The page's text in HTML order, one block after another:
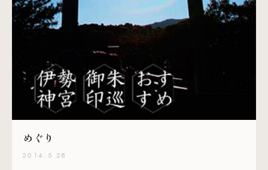
めぐり
2014.5.28